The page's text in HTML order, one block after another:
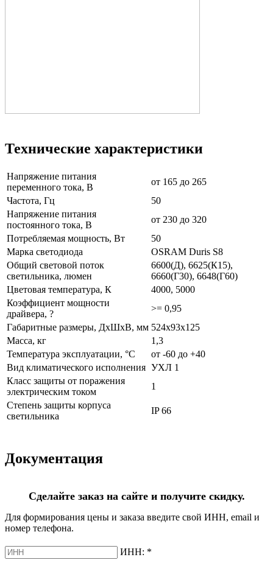
Технические характеристики
Напряжение питания
переменного тока, В
от 165 до 265
Частота, Гц
50
Напряжение питания
постоянного тока, В
от 230 до 320
Потребляемая мощность, Вт
50
Марка светодиода
OSRAM Duris S8
Общий световой поток
светильника, люмен
6600(Д), 6625(К15),
6660(Г30), 6648(Г60)
Цветовая температура, К
4000, 5000
Коэффициент мощности
драйвера, ?
>= 0,95
Габаритные размеры, ДхШхВ, мм 524х93х125
Масса, кг
1,3
Температура эксплуатации, °С
от -60 до +40
Вид климатического исполнения УХЛ 1
Класс защиты от поражения
электрическим током
1
Степень защиты корпуса
светильника
IP 66
Документация
Сделайте заказ на сайте и получите скидку.
Для формирования цены и заказа введите свой ИНН, email и
номер телефона.
ИНН: *